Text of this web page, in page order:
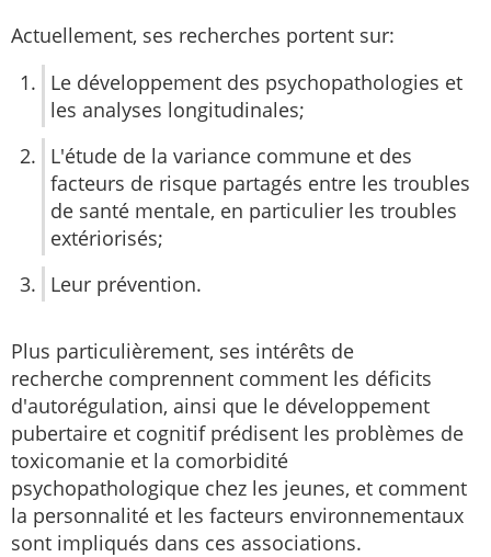
Actuellement, ses recherches portent sur:
Le développement des psychopathologies et
les analyses longitudinales;
L'étude de la variance commune et des
facteurs de risque partagés entre les troubles
de santé mentale, en particulier les troubles
extériorisés;
Leur prévention.
Plus particulièrement, ses intérêts de
recherche comprennent comment les déficits
d'autorégulation, ainsi que le développement
pubertaire et cognitif prédisent les problèmes de
toxicomanie et la comorbidité
psychopathologique chez les jeunes, et comment
la personnalité et les facteurs environnementaux
sont impliqués dans ces associations.